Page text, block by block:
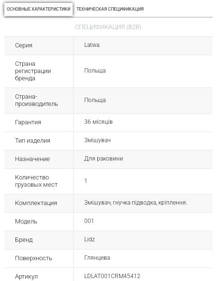
ОСНОВНЫЕ ХАРАКТЕРИСТИКИ ТЕХНИЧЕСКАЯ СПЕЦИФИКАЦИЯ
СПЕЦИФИКАЦИЯ (B2B)
Серия Latwa
Страна
регистрации
бренда
Польща
Страна-
производитель
Польща
Гарантия 36 місяців
Тип изделия Змішувач
Назначение Для раковини
Количество
грузовых мест
1
Комплектация Змішувач, гнучка підводка, кріплення.
Модель 001
Бренд Lidz
Поверхность Глянцева
Артикул LDLAT001CRM45412